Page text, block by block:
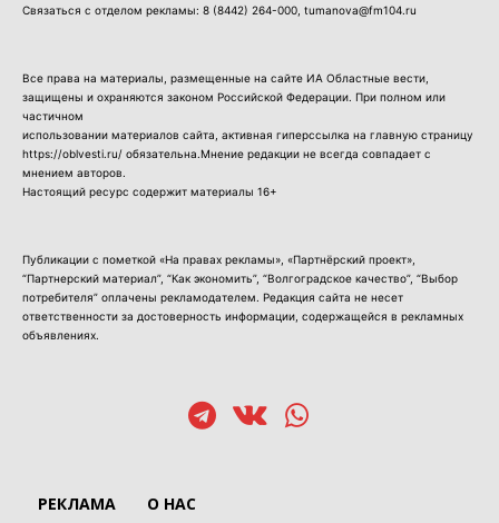
Связаться с отделом рекламы: 8 (8442) 264-000 , tumanova@fm104.ru
Все права на материалы, размещенные на сайте ИА Областные вести,
защищены и охраняются законом Российской Федерации. При полном или
частичном
использовании материалов сайта, активная гиперссылка на главную страницу
https://oblvesti.ru/ обязательна.Мнение редакции не всегда совпадает с
мнением авторов.
Настоящий ресурс содержит материалы 16+
Публикации с пометкой «На правах рекламы», «Партнёрский проект»,
“Партнерский материал”, “Как экономить”, “Волгоградское качество”, “Выбор
потребителя” оплачены рекламодателем. Редакция сайта не несет
ответственности за достоверность информации, содержащейся в рекламных
объявлениях.
РЕКЛАМА О НАС